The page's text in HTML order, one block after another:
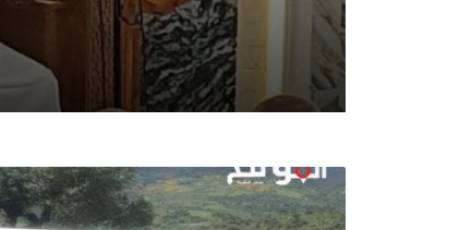
جيجل:
10
جرحى